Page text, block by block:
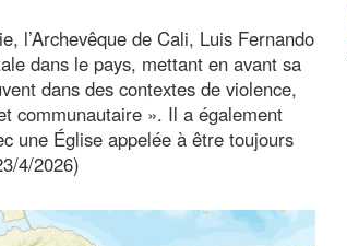
l’Archevêque de Cali, Luis Fernando
dans le pays, mettant en avant sa
dans des contextes de violence,
communautaire ». Il a également
une Église appelée à être toujours
4/2026)